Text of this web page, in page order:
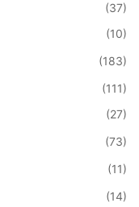
(37)
(10)
(183)
(111)
(27)
(73)
(11)
(14)